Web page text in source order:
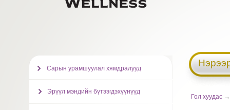
Гол хуудас
Сарын урамшуулал хямдралууд
Эрүүл мэндийн бүтээгдэхүүнүүд